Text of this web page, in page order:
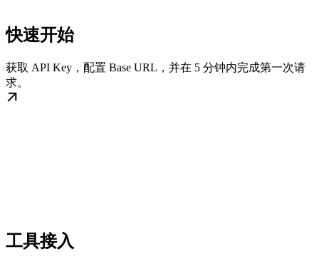
快速开始
获取 API Key，配置 Base URL，并在 5 分钟内完成第一次请
求。
工具接入